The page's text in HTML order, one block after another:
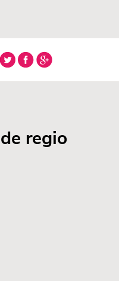
regio